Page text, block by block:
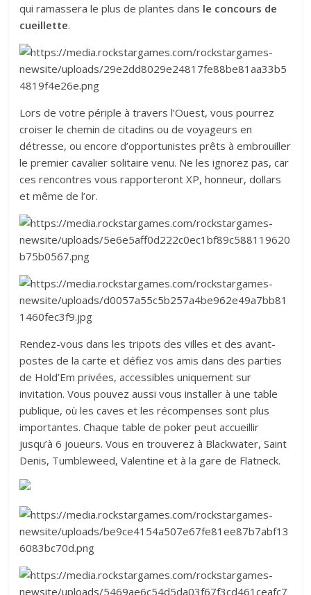
qui ramassera le plus de plantes dans le concours de
cueillette.
Lors de votre périple à travers l’Ouest, vous pourrez
croiser le chemin de citadins ou de voyageurs en
détresse, ou encore d’opportunistes prêts à embrouiller
le premier cavalier solitaire venu. Ne les ignorez pas, car
ces rencontres vous rapporteront XP, honneur, dollars
et même de l’or.
Rendez-vous dans les tripots des villes et des avant-
postes de la carte et défiez vos amis dans des parties
de Hold’Em privées, accessibles uniquement sur
invitation. Vous pouvez aussi vous installer à une table
publique, où les caves et les récompenses sont plus
importantes. Chaque table de poker peut accueillir
jusqu’à 6 joueurs. Vous en trouverez à Blackwater, Saint
Denis, Tumbleweed, Valentine et à la gare de Flatneck.